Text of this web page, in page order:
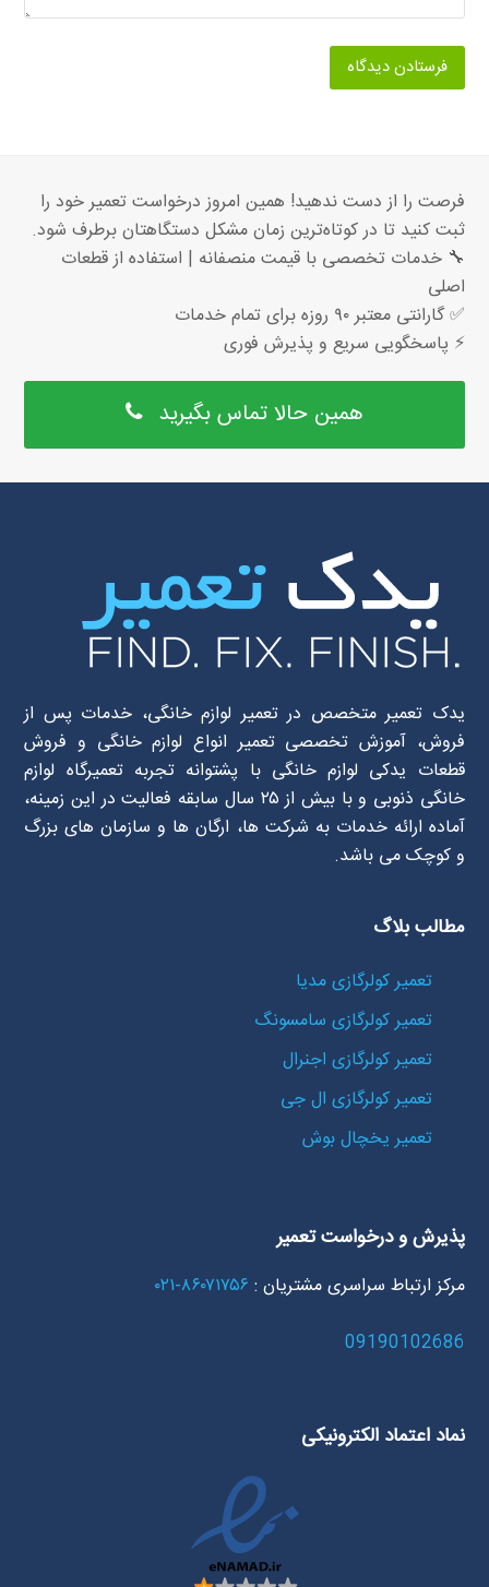
فرصت را از دست ندهید! همین امروز درخواست تعمیر خود را
ثبت کنید تا در کوتاه‌ترین زمان مشکل دستگاهتان برطرف شود.
🔧 خدمات تخصصی با قیمت منصفانه | استفاده از قطعات
اصلی
✅ گارانتی معتبر ۹۰ روزه برای تمام خدمات
⚡ پاسخگویی سریع و پذیرش فوری
همین حالا تماس بگیرید
یدک تعمیر متخصص در تعمیر لوازم خانگی، خدمات پس از
فروش، آموزش تخصصی تعمیر انواع لوازم خانگی و فروش
قطعات یدکی لوازم خانگی با پشتوانه تجربه تعمیرگاه لوازم
خانگی ذنوبی و با بیش از ۲۵ سال سابقه فعالیت در این زمینه،
آماده ارائه خدمات به شرکت ها، ارگان ها و سازمان های بزرگ
و کوچک می باشد.
مطالب بلاگ
تعمیر کولرگازی مدیا
تعمیر کولرگازی سامسونگ
تعمیر کولرگازی اجنرال
تعمیر کولرگازی ال جی
تعمیر یخچال بوش
پذیرش و درخواست تعمیر
مرکز ارتباط سراسری مشتریان : ۸۶۰۷۱۷۵۶-۰۲۱
09190102686
نماد اعتماد الکترونیکی